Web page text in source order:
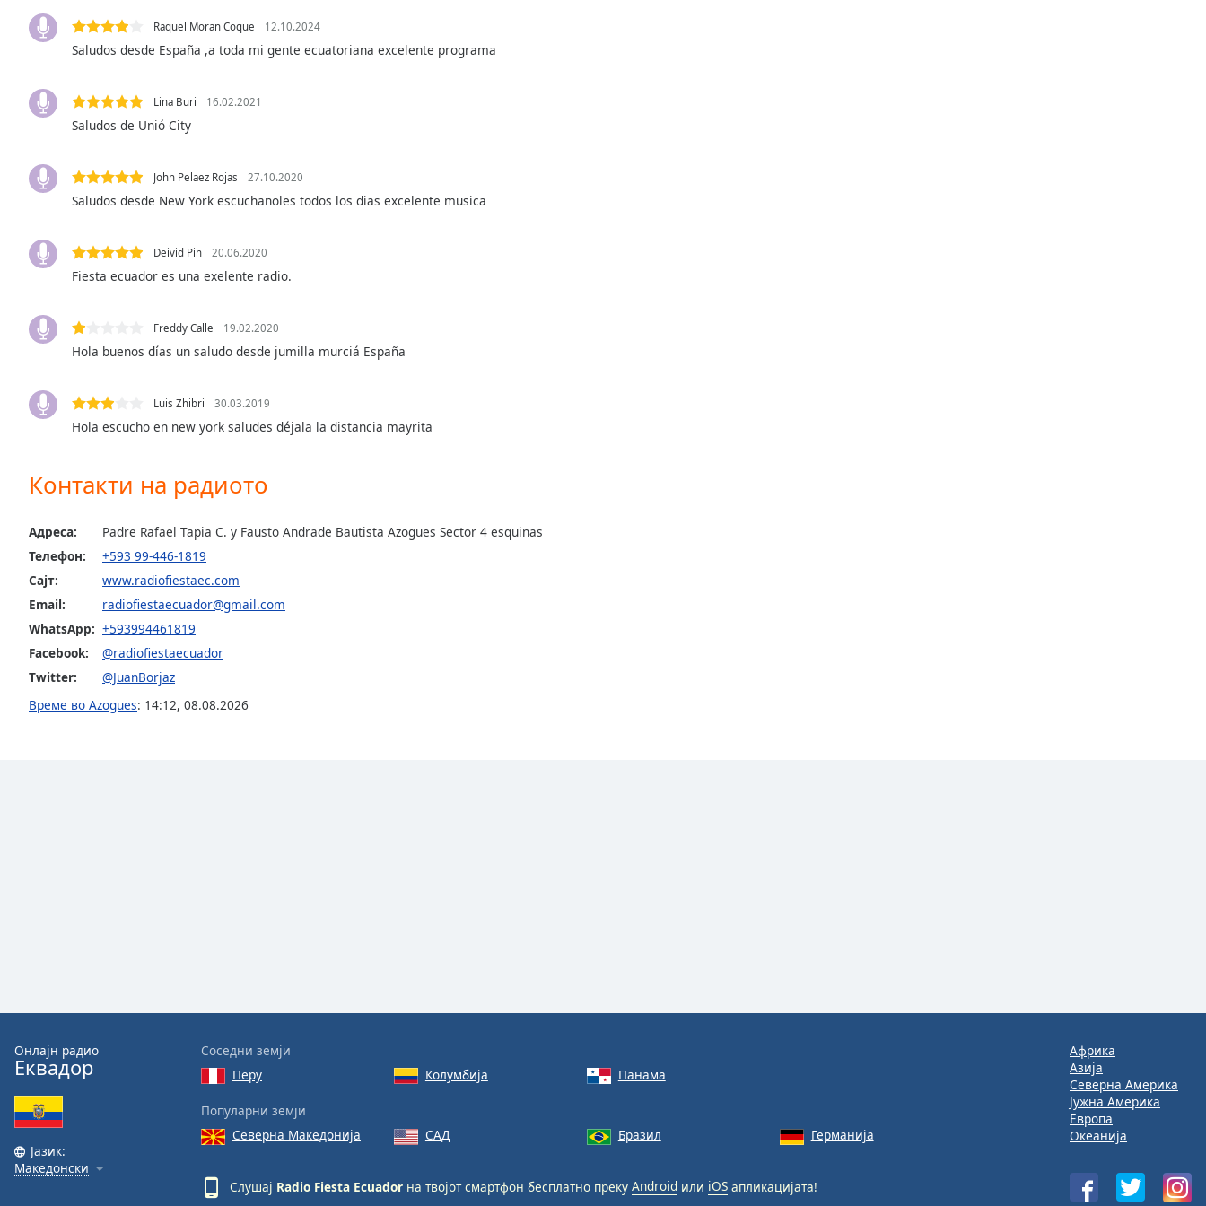
window.
Color
Color
Caption
Background
Color
Edge
Style
Font
Raquel Moran Coque 12.10.2024
Saludos desde España ,a toda mi gente ecuatoriana excelente programa
Lina Buri 16.02.2021
Saludos de Unió City
John Pelaez Rojas 27.10.2020
Saludos desde New York escuchanoles todos los dias excelente musica
Deivid Pin 20.06.2020
Fiesta ecuador es una exelente radio.
Freddy Calle 19.02.2020
Hola buenos días un saludo desde jumilla murciá España
Luis Zhibri 30.03.2019
Hola escucho en new york saludes déjala la distancia mayrita
Контакти на радиото
Адреса:
Padre Rafael Tapia C. y Fausto Andrade Bautista Azogues Sector 4 esquinas
Телефон:
+593 99-446-1819
Сајт:
www.radiofiestaec.com
Email:
radiofiestaecuador@gmail.com
WhatsApp: +593994461819
Facebook:
@radiofiestaecuador
Twitter:
@JuanBorjaz
Време во Azogues: 14:12, 08.08.2026
Онлајн радио
Еквадор
Јазик:
Македонски
Соседни земји
Перу
Колумбија Панама
Популарни земји
Северна Македонија
САД Бразил Германија
Слушај Radio Fiesta Ecuador на твојот смартфон бесплатно преку Android или iOS апликацијата!
Африка
Азија
Северна Америка
Јужна Америка
Европа
Океанија